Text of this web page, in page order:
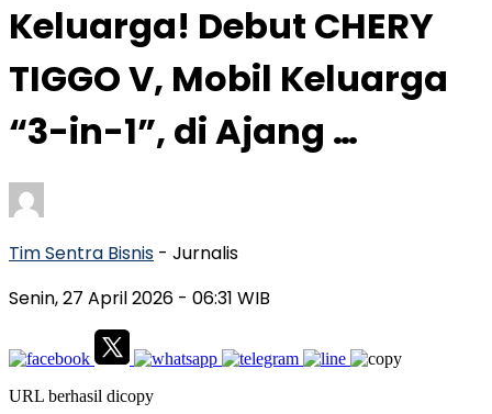
Keluarga! Debut CHERY
TIGGO V, Mobil Keluarga
“3-in-1”, di Ajang …
Tim Sentra Bisnis - Jurnalis
Senin, 27 April 2026 - 06:31 WIB
URL berhasil dicopy